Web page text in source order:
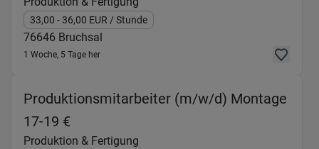
33,00 - 36,00 EUR / Stunde
76646 Bruchsal
1 Woche, 5 Tage her
Produktionsmitarbeiter (m/w/d) Montage
17-19 €
Produktion & Fertigung